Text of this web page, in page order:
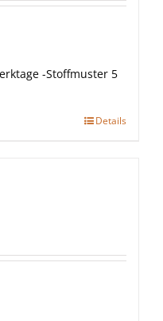
-Stoffmuster 5
Details